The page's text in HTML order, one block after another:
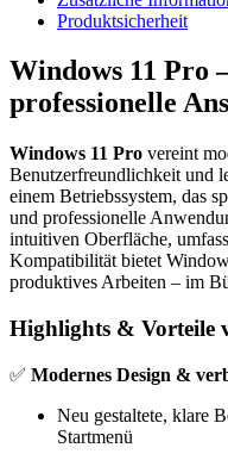
Produktsicherheit
Windows 11 Pro
professionelle
Windows 11 Pro vereint
Benutzerfreundlichkeit und
einem Betriebssystem, das
und professionelle
intuitiven Oberfläche,
Kompatibilität bietet
produktives Arbeiten – im
Highlights & Vorteile
✅ Modernes Design &
Neu gestaltete, klare
Startmenü